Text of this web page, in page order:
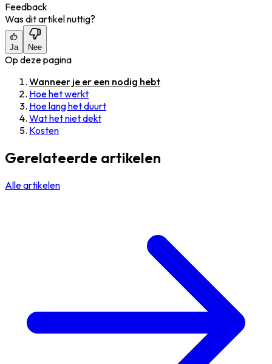
Feedback
Was dit artikel nuttig?
Ja Nee
Op deze pagina
Wanneer je er een nodig hebt
Hoe het werkt
Hoe lang het duurt
Wat het niet dekt
Kosten
Gerelateerde artikelen
Alle artikelen